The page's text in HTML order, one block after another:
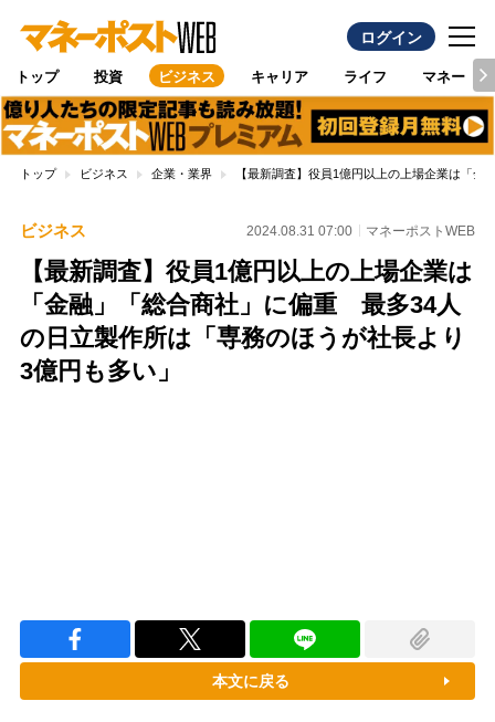
ログイン
トップ 投資 ビジネス キャリア ライフ マネー
トップ ビジネス 企業・業界 【最新調査】役員1億円以上の上場企業は「
ビジネス 2024.08.31 07:00 マネーポストWEB
【最新調査】役員1億円以上の上場企業は
「金融」「総合商社」に偏重 最多34人
の日立製作所は「専務のほうが社長より
3億円も多い」
本文に戻る